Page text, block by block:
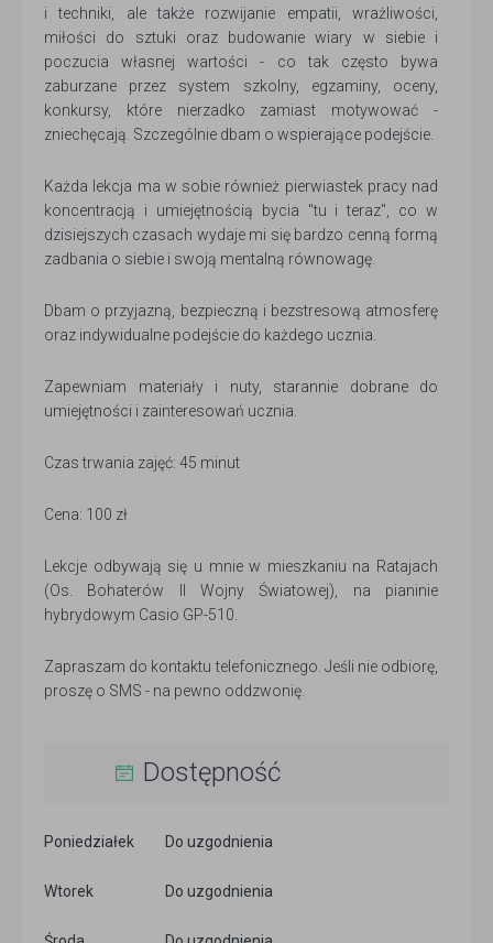
i techniki, ale także rozwijanie empatii, wrażliwości,
miłości do sztuki oraz budowanie wiary w siebie i
poczucia własnej wartości - co tak często bywa
zaburzane przez system szkolny, egzaminy, oceny,
konkursy, które nierzadko zamiast motywować -
zniechęcają. Szczególnie dbam o wspierające podejście.
Każda lekcja ma w sobie również pierwiastek pracy nad
koncentracją i umiejętnością bycia "tu i teraz", co w
dzisiejszych czasach wydaje mi się bardzo cenną formą
zadbania o siebie i swoją mentalną równowagę.
Dbam o przyjazną, bezpieczną i bezstresową atmosferę
oraz indywidualne podejście do każdego ucznia.
Zapewniam materiały i nuty, starannie dobrane do
umiejętności i zainteresowań ucznia.
Czas trwania zajęć: 45 minut
Cena: 100 zł
Lekcje odbywają się u mnie w mieszkaniu na Ratajach
(Os. Bohaterów II Wojny Światowej), na pianinie
hybrydowym Casio GP-510.
Zapraszam do kontaktu telefonicznego. Jeśli nie odbiorę,
proszę o SMS - na pewno oddzwonię.
Dostępność
Poniedziałek Do uzgodnienia
Wtorek Do uzgodnienia